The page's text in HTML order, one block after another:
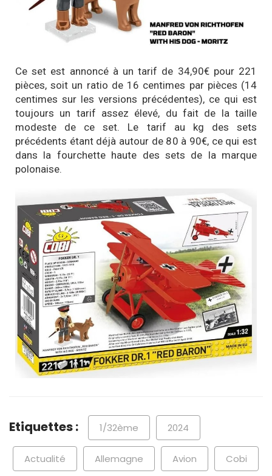
Ce set est annoncé à un tarif de 34,90€ pour 221
pièces, soit un ratio de 16 centimes par pièces (14
centimes sur les versions précédentes), ce qui est
toujours un tarif assez élevé, du fait de la taille
modeste de ce set. Le tarif au kg des sets
précédents étant déjà autour de 80 à 90€, ce qui est
dans la fourchette haute des sets de la marque
polonaise.
Etiquettes : 1/32ème 2024
Actualité Allemagne Avion Cobi